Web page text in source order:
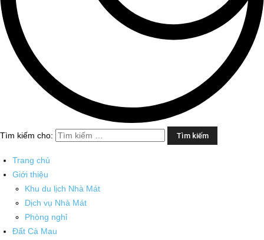
Tìm kiếm cho:
Trang chủ
Giới thiệu
Khu du lịch Nhà Mát
Dịch vụ Nhà Mát
Phòng nghỉ
Đất Cà Mau